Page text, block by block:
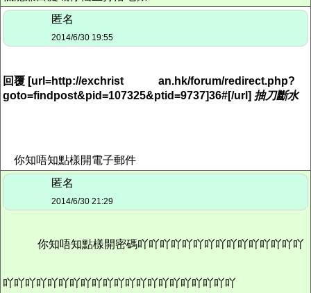
匿名
2014/6/30 19:55
回覆 [url=http://exchrist
an.hk/forum/redirect.php?
goto=findpost&pid=107325&ptid=9737]36#[/url] 抽刀斷水
你知唔知點樣開電子郵件
匿名
2014/6/30 21:29
你知唔知點樣開密碼吖吖吖吖吖吖吖吖吖吖吖吖吖吖吖
吖吖吖吖吖吖吖吖吖吖吖吖吖吖吖吖吖吖吖吖吖